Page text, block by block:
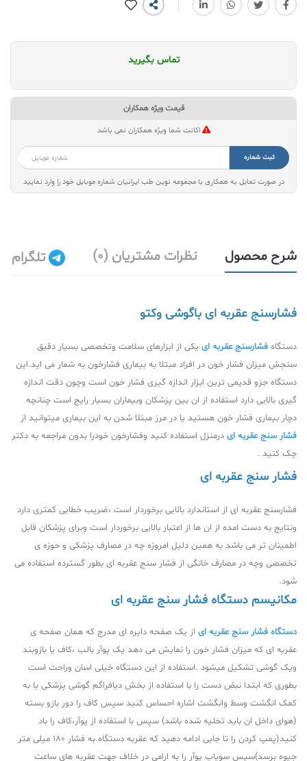
تماس بگیرید
قیمت ویژه همکاران
اکانت شما ویژه همکاران نمی باشد
ثبت شماره
در صورت تمایل به همکاری با مجموعه نوین طب ایرانیان شماره موبایل خود را وارد نمایید
شرح محصول نظرات مشتریان (0) تلگرام
فشارسنج عقربه ای باگوشی وکتو
دستگاه فشارسنج عقربه ای یکی از ابزارهای سلامت وتخصصی بسیار دقیق
سنجش میزان فشار خون در افراد مبتلا به بیماری فشارخون به شمار می اید.این
دستگاه جزو قدیمی ترین ابزار اندازه گیری فشار خون است وچون دقت اندازه
گیری بالایی دارد استفاده از ان بین پزشکان وبیماران بسیار رایج است چنانچه
دچار بیماری فشار خون هستید یا در مرز مبتلا شدن به این بیماری میتوانید از
فشار سنج عقربه ای درمنزل استفاده کنید وفشارخون خودرا بدون مراجعه به دکتر
چک کنید .
فشار سنج عقربه ای
فشارسنج عقربه ای از استاندارد بالایی برخوردار است ،ضریب خطایی کمتری دارد
ونتایج به دست امده از ان ها از اعتبار بالایی برخوردار است وبرای پزشکان قابل
اطمینان تر می باشد به همین دلیل امروزه چه در مصارف پزشکی و حوزه ی
تخصصی وچه در مصارف خانگی از فشار سنج عقربه ای بطور گسترده استفاده می
شود.
مکانیسم دستگاه فشار سنج عقربه ای
دستگاه فشار سنج عقربه ای از یک صفحه دایره ای مدرج که همان صفحه ی
عقربه ای که میزان فشار خون را نمایش می دهد یک پوآر بالب ،کاف یا بازوبند
ویک گوشی تشکیل میشود .استفاده از این دستگاه خیلی اسان وراحت است
بطوری که ابتدا نبض دست را با استفاده از بخش دیافراگم گوشی پزشکی یا به
کمک انگشت وسط وانگشت اشاره احساس کنید سپس کاف را دور بازو بسته
(هوای داخل ان باید تخلیه شده باشد) سپس با استفاده از پوآر،کاف را باد
کنید(پمپ کردن را تا جایی ادامه دهید که عقربه دستگاه به فشار 180 میلی متر
جیوه برسد)سپس سوپاپ پوآر را به ارامی در خلاف جهت عقربه های ساعت